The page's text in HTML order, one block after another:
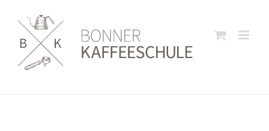
Inhalt
springen